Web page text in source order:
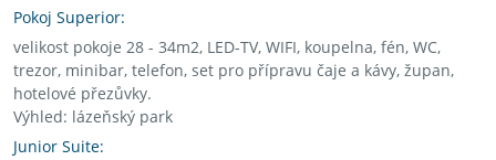
Pokoj Superior:
velikost pokoje 28 - 34m2, LED-TV, WIFI, koupelna, fén, WC,
trezor, minibar, telefon, set pro přípravu čaje a kávy, župan,
hotelové přezůvky.
Výhled: lázeňský park
Junior Suite: